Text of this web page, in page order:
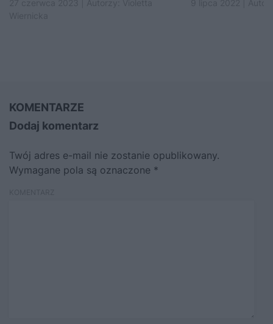
KOMENTARZE
Dodaj komentarz
Twój adres e-mail nie zostanie opublikowany.
Wymagane pola są oznaczone *